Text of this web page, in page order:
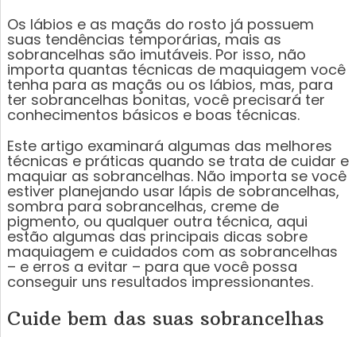
Os lábios e as maçãs do rosto já possuem
suas tendências temporárias, mais as
sobrancelhas são imutáveis. Por isso, não
importa quantas técnicas de maquiagem você
tenha para as maçãs ou os lábios, mas, para
ter sobrancelhas bonitas, você precisará ter
conhecimentos básicos e boas técnicas.
Este artigo examinará algumas das melhores
técnicas e práticas quando se trata de cuidar e
maquiar as sobrancelhas. Não importa se você
estiver planejando usar lápis de sobrancelhas,
sombra para sobrancelhas, creme de
pigmento, ou qualquer outra técnica, aqui
estão algumas das principais dicas sobre
maquiagem e cuidados com as sobrancelhas
– e erros a evitar – para que você possa
conseguir uns resultados impressionantes.
Cuide bem das suas sobrancelhas